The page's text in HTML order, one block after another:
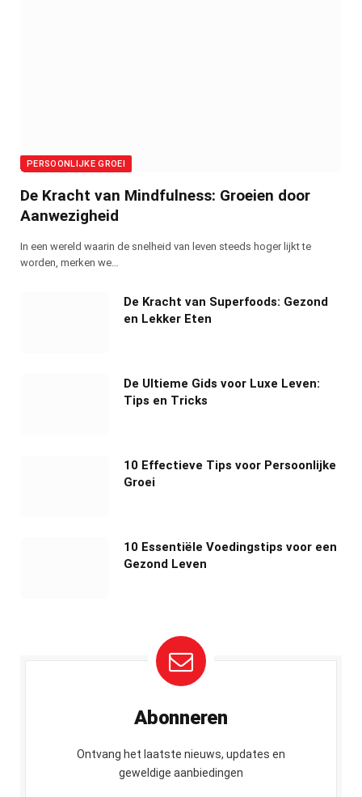
PERSOONLIJKE GROEI
De Kracht van Mindfulness: Groeien door
Aanwezigheid
In een wereld waarin de snelheid van leven steeds hoger lijkt te
worden, merken we…
De Kracht van Superfoods: Gezond
en Lekker Eten
De Ultieme Gids voor Luxe Leven:
Tips en Tricks
10 Effectieve Tips voor Persoonlijke
Groei
10 Essentiële Voedingstips voor een
Gezond Leven
Abonneren
Ontvang het laatste nieuws, updates en
geweldige aanbiedingen